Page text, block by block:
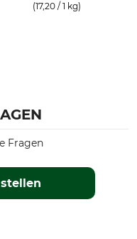
(17,20 / 1 kg)
Fragen